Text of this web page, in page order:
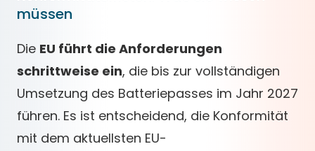
müssen
Die EU führt die Anforderungen
schrittweise ein, die bis zur vollständigen
Umsetzung des Batteriepasses im Jahr 2027
führen. Es ist entscheidend, die Konformität
mit dem aktuellsten EU-